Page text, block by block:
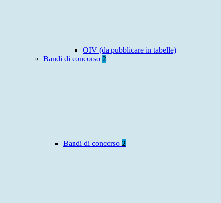
OIV (da pubblicare in tabelle)
Bandi di concorso 2
Bandi di concorso 2